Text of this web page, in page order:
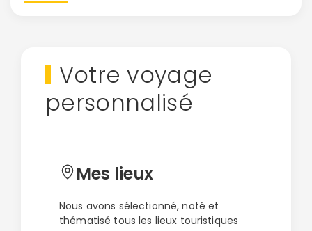
aussi faire un retour dans le temps où le
flamenco et la guitare rythment votre
découverte de la ville. L’Alcazar, la Giralda, le parc
Maria-Luisa et tant d’autres lieux vous feront
identité et d’un caractère qui ne vous laissera
pas indifférent(e), la ville andalouse regorge
facilement éviter les foules et rencontrer les
Votre voyage
personnalisé
Mes lieux
Nous avons sélectionné, noté et
thématisé tous les lieux touristiques
confidentialité.